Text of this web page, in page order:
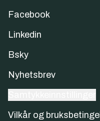
Facebook
Linkedin
Bsky
Nyhetsbrev
Vilkår og